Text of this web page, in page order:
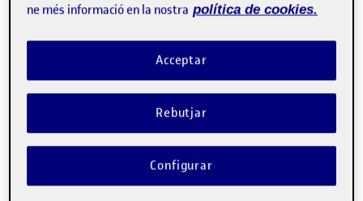
Visibilitat:
Públic-Data de publicació
17 Set. 20198 setembre, 2021 3:32 pm
Hola! :D Aquesta pàgina de presentació s’ha generat
Una Àgora pertany a una aula de la UOC i recull
els continguts que els i les estudiants publiquen
als seus espais personals, anomenats Folios. Si
els i les companyes publiquen una activitat,
l’associen a una activitat de l’aula i li donen
ne més informació en la nostra política de cookies.
Rebutjar
Acceptar
Configurar